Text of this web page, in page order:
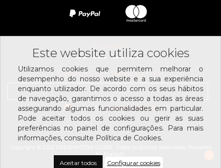
SIGA-NOS
SUBSCREVER NEWSLETTER
Li e aceito ostermos e condições
by
Este website utiliza cookies
Utilizamos cookies que permitem melhorar o
desempenho do nosso website e a sua experiência
enquanto utilizador. De acordo com os seus hábitos
de navegação, garantimos o acesso a todas as áreas
assegurando algumas funcionalidades em particular.
Pode aceitar todos os cookies ou gerir as suas
preferências no painel de configurações. Para mais
informações, consulte Política de Cookies.
Aceitar todos Configurar cookies